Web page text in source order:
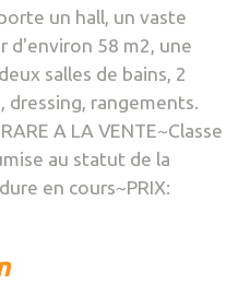
un hall, un vaste
d'environ 58 m2, une
salles de bains, 2
dressing, rangements.
A LA VENTE~Classe
au statut de la
en cours~PRIX: